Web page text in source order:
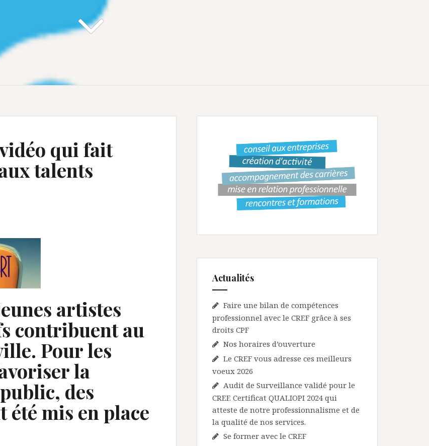
qui fait
talents
artistes
contribuent au
Pour les
la
des
été mis en place
Actualités
Faire une bilan de compétences
professionnel avec le CREF grâce à ses
droits CPF
Nos horaires d’ouverture
Le CREF vous adresse ces meilleurs
voeux 2026
Audit de Surveillance validé pour le
CREF. Certificat QUALIOPI 2024 qui
atteste de notre professionnalisme et de
la qualité de nos services.
Se former avec le CREF